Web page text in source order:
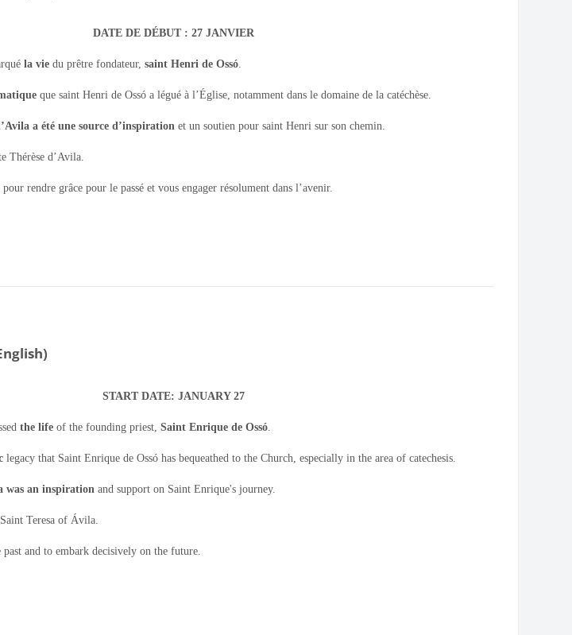
DATE DE DÉBUT : 27 JANVIER
la vie du prêtre fondateur,saint Henri de Ossó.
que saint Henri de Ossó a légué à l’Église, notamment dans le domaine de la catéchèse.
a été une source d’inspirationet un soutien pour saint Henri sur son chemin.
Thérèse d’Avila.
rendre grâce pour le passé et vous engager résolument dans l’avenir.
START DATE: JANUARY 27
the life of the founding priest,Saint Enrique de Ossó.
legacy that Saint Enrique de Ossó has bequeathed to the Church, especially in the area of catechesis.
was an inspiration and support on Saint Enrique's journey.
Teresa of Ávila.
and to embark decisively on the future.